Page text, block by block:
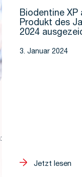
Biodentine XP
Produkt des
2024
3. Januar 2024
Jetzt lesen